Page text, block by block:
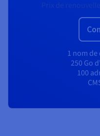
1 nom
250 Go
100